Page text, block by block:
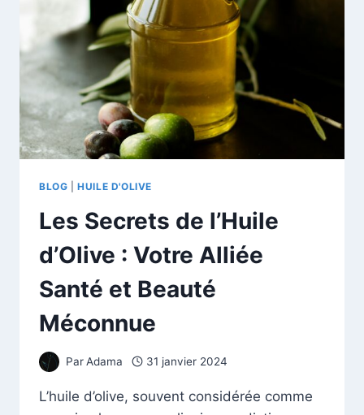
BLOG |HUILE D'OLIVE
Les Secrets de l’Huile
d’Olive : Votre Alliée
Santé et Beauté
Méconnue
ParAdama 31 janvier 2024
L’huile d’olive, souvent considérée comme